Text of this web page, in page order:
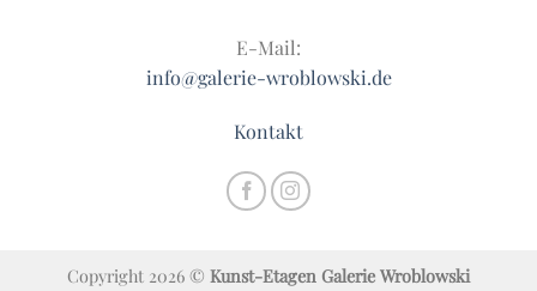
E-Mail:
info@galerie-wroblowski.de
Kontakt
Copyright 2026 © Kunst-Etagen Galerie Wroblowski